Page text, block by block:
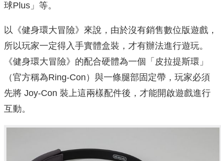
球Plus」等。
以《健身環大冒險》來說，由於沒有銷售數位版遊戲，
所以玩家一定得入手實體盒裝，才有辦法進行遊玩。
《健身環大冒險》的配合硬體為一個「皮拉提斯環」
（官方稱為Ring-Con）與一條腿部固定帶，玩家必須
先將 Joy-Con 裝上這兩樣配件後，才能開啟遊戲進行
互動。